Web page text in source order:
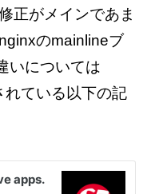
正がメインであま
のmainlineブ
いについては
ている以下の記